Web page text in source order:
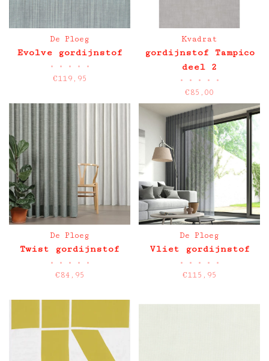
De Ploeg
Evolve gordijnstof
• • • • •
€119,95
Kvadrat
gordijnstof Tampico
deel 2
• • • • •
€85,00
De Ploeg
Twist gordijnstof
• • • • •
€84,95
De Ploeg
Vliet gordijnstof
• • • • •
€115,95